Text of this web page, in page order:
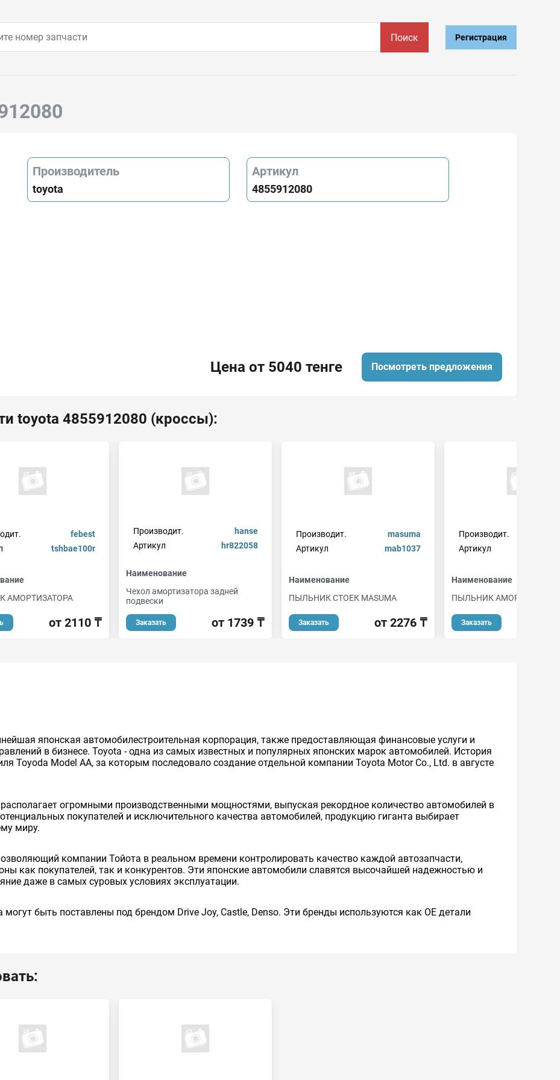
Поиск Регистрация
Производитель
toyota
Артикул
4855912080
Цена от 5040 тенге Посмотреть предложения
toyota 4855912080 (кроссы):
febest
tshbae100r
АМОРТИЗАТОРА
от 2110 ₸
Производит.
hanse
Артикул
hr822058
Наименование
Чехол амортизатора задней
подвески
Заказать от 1739 ₸
Производит.
masuma
Артикул
mab1037
Наименование
ПЫЛЬНИК СТОЕК MASUMA
Заказать от 2276 ₸
Производит.
Артикул
Наименование
ПЫЛЬНИК
Заказать
японская автомобилестроительная корпорация, также предоставляющая финансовые услуги и
в бизнесе. Toyota - одна из самых известных и популярных японских марок автомобилей. История
Toyoda Model AA, за которым последовало создание отдельной компании Toyota Motor Co., Ltd. в августе
огромными производственными мощностями, выпуская рекордное количество автомобилей в
покупателей и исключительного качества автомобилей, продукцию гиганта выбирает
миру.
компании Тойота в реальном времени контролировать качество каждой автозапчасти,
как покупателей, так и конкурентов. Эти японские автомобили славятся высочайшей надежностью и
даже в самых суровых условиях эксплуатации.
могут быть поставлены под брендом Drive Joy, Castle, Denso. Эти бренды используются как ОЕ детали